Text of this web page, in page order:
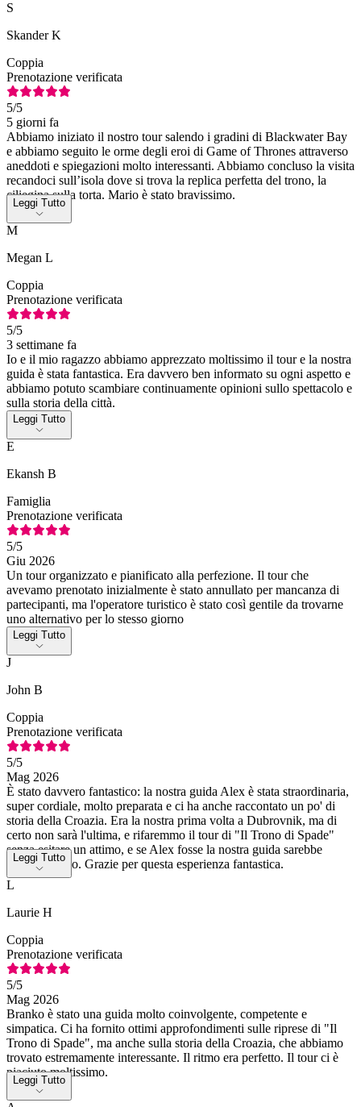
S
Skander K
Coppia
Prenotazione verificata
5/5
5 giorni fa
Abbiamo iniziato il nostro tour salendo i gradini di Blackwater Bay
e abbiamo seguito le orme degli eroi di Game of Thrones attraverso
aneddoti e spiegazioni molto interessanti. Abbiamo concluso la visita
recandoci sull’isola dove si trova la replica perfetta del trono, la
ciliegina sulla torta. Mario è stato bravissimo.
Leggi Tutto
M
Megan L
Coppia
Prenotazione verificata
5/5
3 settimane fa
Io e il mio ragazzo abbiamo apprezzato moltissimo il tour e la nostra
guida è stata fantastica. Era davvero ben informato su ogni aspetto e
abbiamo potuto scambiare continuamente opinioni sullo spettacolo e
sulla storia della città.
Leggi Tutto
E
Ekansh B
Famiglia
Prenotazione verificata
5/5
Giu 2026
Un tour organizzato e pianificato alla perfezione. Il tour che
avevamo prenotato inizialmente è stato annullato per mancanza di
partecipanti, ma l'operatore turistico è stato così gentile da trovarne
uno alternativo per lo stesso giorno
Leggi Tutto
J
John B
Coppia
Prenotazione verificata
5/5
Mag 2026
È stato davvero fantastico: la nostra guida Alex è stata straordinaria,
super cordiale, molto preparata e ci ha anche raccontato un po' di
storia della Croazia. Era la nostra prima volta a Dubrovnik, ma di
certo non sarà l'ultima, e rifaremmo il tour di "Il Trono di Spade"
senza esitare un attimo, e se Alex fosse la nostra guida sarebbe
ancora meglio. Grazie per questa esperienza fantastica.
Leggi Tutto
L
Laurie H
Coppia
Prenotazione verificata
5/5
Mag 2026
Branko è stato una guida molto coinvolgente, competente e
simpatica. Ci ha fornito ottimi approfondimenti sulle riprese di "Il
Trono di Spade", ma anche sulla storia della Croazia, che abbiamo
trovato estremamente interessante. Il ritmo era perfetto. Il tour ci è
piaciuto moltissimo.
Leggi Tutto